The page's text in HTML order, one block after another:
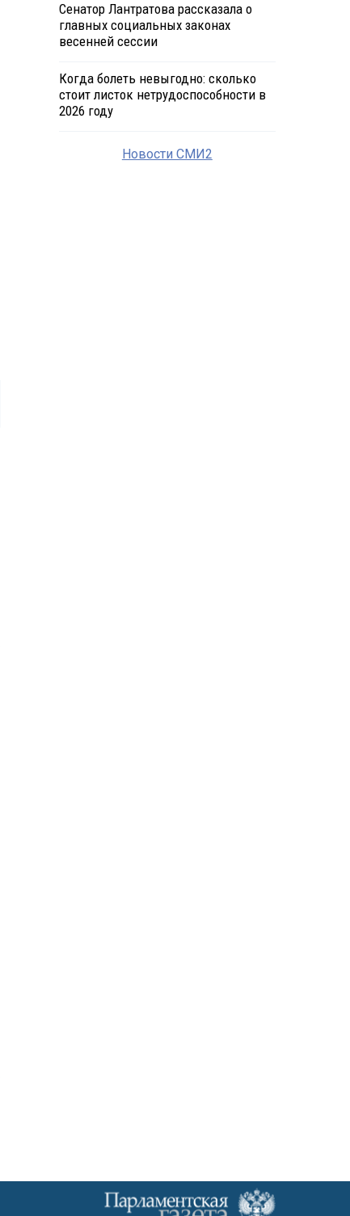
Сенатор Лантратова рассказала о
главных социальных законах
весенней сессии
Когда болеть невыгодно: сколько
стоит листок нетрудоспособности в
2026 году
Новости СМИ2